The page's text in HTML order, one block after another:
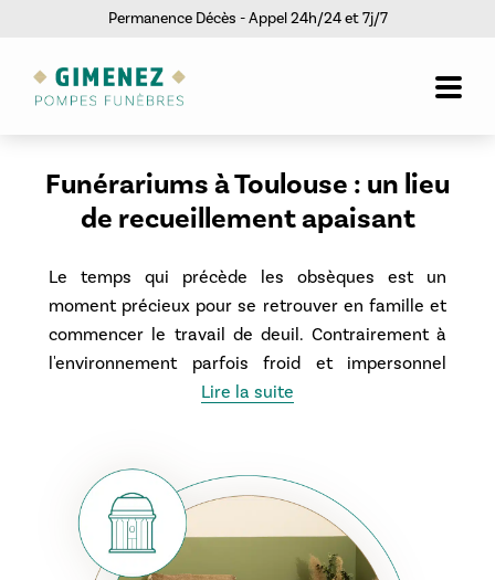
Permanence Décès - Appel 24h/24 et 7j/7
Funérariums à Toulouse : un lieu
de recueillement apaisant
Le temps qui précède les obsèques est un
moment précieux pour se retrouver en famille et
commencer le travail de deuil. Contrairement à
l'environnement parfois froid et impersonnel
d'une chambre mortuaire d'hôpital, les
du domicile familial.
Nous mettons à votre disposition des
privatifs
, chaleureux et climatisés, pour vous
permettre de veiller le défunt et de recevoir vos
Lire la suite